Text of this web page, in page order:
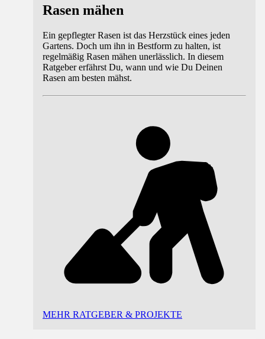
Rasen mähen
Ein gepflegter Rasen ist das Herzstück eines jeden
Gartens. Doch um ihn in Bestform zu halten, ist
regelmäßig Rasen mähen unerlässlich. In diesem
Ratgeber erfährst Du, wann und wie Du Deinen
Rasen am besten mähst.
MEHR RATGEBER & PROJEKTE